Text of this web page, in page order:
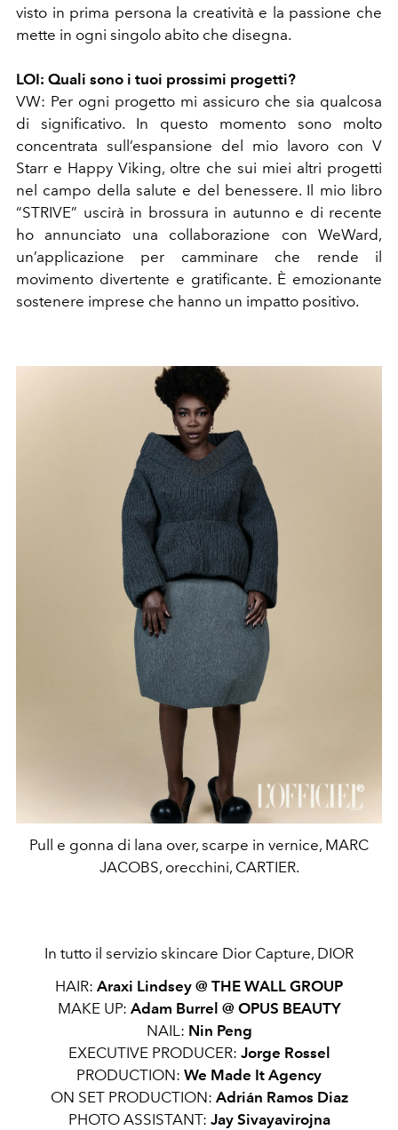
visto in prima persona la creatività e la passione che
mette in ogni singolo abito che disegna.
LOI: Quali sono i tuoi prossimi progetti?
VW: Per ogni progetto mi assicuro che sia qualcosa
di significativo. In questo momento sono molto
concentrata sull’espansione del mio lavoro con V
Starr e Happy Viking, oltre che sui miei altri progetti
nel campo della salute e del benessere. Il mio libro
“STRIVE” uscirà in brossura in autunno e di recente
ho annunciato una collaborazione con WeWard,
un’applicazione per camminare che rende il
movimento divertente e gratificante. È emozionante
sostenere imprese che hanno un impatto positivo.
Pull e gonna di lana over, scarpe in vernice, MARC
JACOBS, orecchini, CARTIER.
In tutto il servizio skincare Dior Capture, DIOR
HAIR: Araxi Lindsey @ THE WALL GROUP
MAKE UP: Adam Burrel @ OPUS BEAUTY
NAIL: Nin Peng
EXECUTIVE PRODUCER: Jorge Rossel
PRODUCTION: We Made It Agency
ON SET PRODUCTION: Adrián Ramos Diaz
PHOTO ASSISTANT: Jay Sivayavirojna